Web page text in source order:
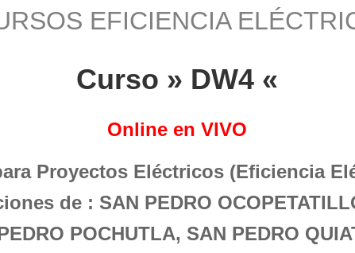
EFICIENCIA
Curso » DW4 «
Online en VIVO
Proyectos Eléctricos (Eficiencia
de : SAN PEDRO
POCHUTLA, SAN PEDRO